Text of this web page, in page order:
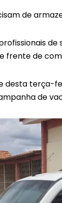
de
frente de
desta terça-
de